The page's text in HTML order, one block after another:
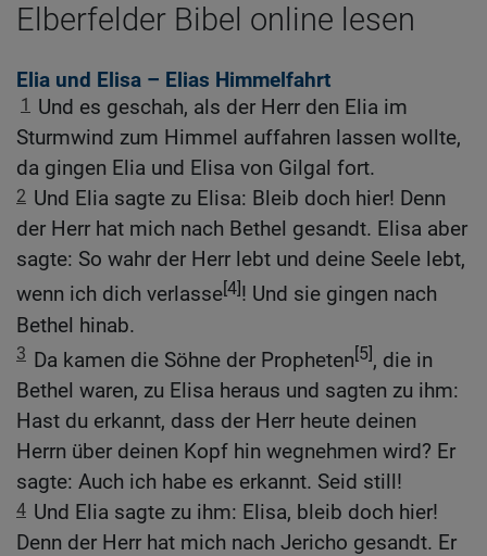
Elberfelder Bibel online lesen
Elia und Elisa – Elias Himmelfahrt
1
Und es geschah, als der Herr den Elia im
Sturmwind zum Himmel auffahren lassen wollte,
da gingen Elia und Elisa von Gilgal fort.
2 Und Elia sagte zu Elisa: Bleib doch hier! Denn
der Herr hat mich nach Bethel gesandt. Elisa aber
sagte: So wahr der Herr lebt und deine Seele lebt,
wenn ich dich verlasse[4]! Und sie gingen nach
Bethel hinab.
3 Da kamen die Söhne der Propheten[5], die in
Bethel waren, zu Elisa heraus und sagten zu ihm:
Hast du erkannt, dass der Herr heute deinen
Herrn über deinen Kopf hin wegnehmen wird? Er
sagte: Auch ich habe es erkannt. Seid still!
4 Und Elia sagte zu ihm: Elisa, bleib doch hier!
Denn der Herr hat mich nach Jericho gesandt. Er